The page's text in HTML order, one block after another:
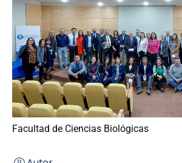
Facultad de Ciencias Biológicas